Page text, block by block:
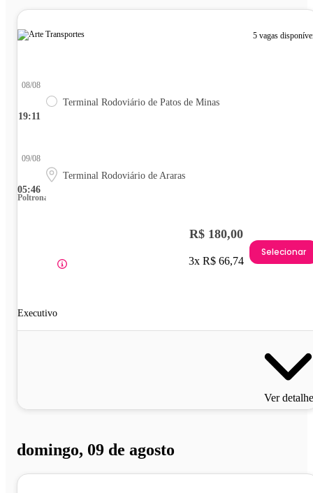
5 vagas
19:11
08/08
Terminal Rodoviário de Patos de Minas
05:46
09/08
Terminal Rodoviário de Araras
Poltrona
Executivo
R$ 180,00
3x R$ 66,74
Selecionar
Ver
domingo, 09 de agosto